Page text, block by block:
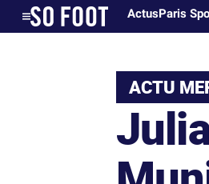
ActusParis
ACTU